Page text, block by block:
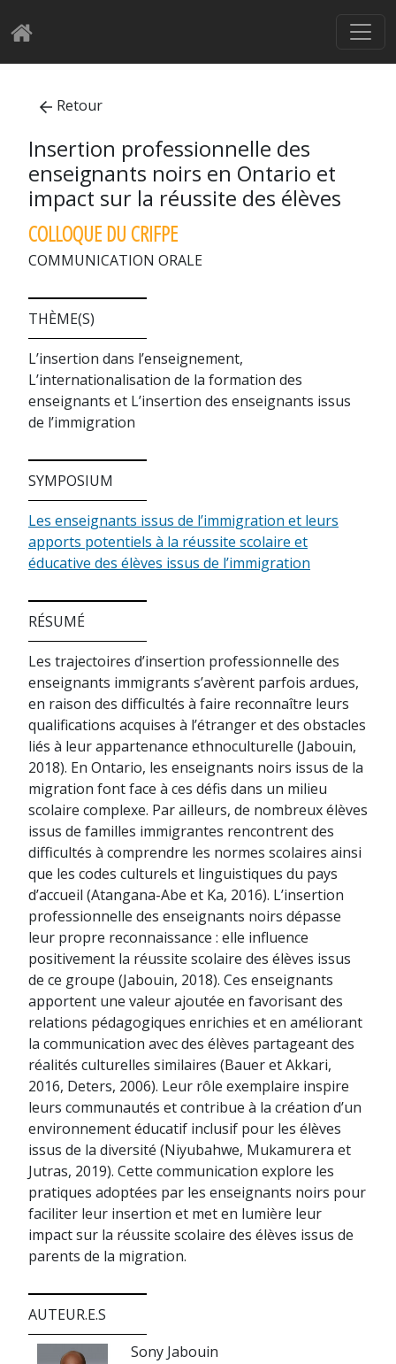
Retour
Insertion professionnelle des
enseignants noirs en Ontario et
impact sur la réussite des élèves
COLLOQUE DU CRIFPE
COMMUNICATION ORALE
THÈME(S)
L’insertion dans l’enseignement,
L’internationalisation de la formation des
enseignants et L’insertion des enseignants issus
de l’immigration
SYMPOSIUM
Les enseignants issus de l’immigration et leurs
apports potentiels à la réussite scolaire et
éducative des élèves issus de l’immigration
RÉSUMÉ
Les trajectoires d’insertion professionnelle des
enseignants immigrants s’avèrent parfois ardues,
en raison des difficultés à faire reconnaître leurs
qualifications acquises à l’étranger et des obstacles
liés à leur appartenance ethnoculturelle (Jabouin,
2018). En Ontario, les enseignants noirs issus de la
migration font face à ces défis dans un milieu
scolaire complexe. Par ailleurs, de nombreux élèves
issus de familles immigrantes rencontrent des
difficultés à comprendre les normes scolaires ainsi
que les codes culturels et linguistiques du pays
d’accueil (Atangana-Abe et Ka, 2016). L’insertion
professionnelle des enseignants noirs dépasse
leur propre reconnaissance : elle influence
positivement la réussite scolaire des élèves issus
de ce groupe (Jabouin, 2018). Ces enseignants
apportent une valeur ajoutée en favorisant des
relations pédagogiques enrichies et en améliorant
la communication avec des élèves partageant des
réalités culturelles similaires (Bauer et Akkari,
2016, Deters, 2006). Leur rôle exemplaire inspire
leurs communautés et contribue à la création d’un
environnement éducatif inclusif pour les élèves
issus de la diversité (Niyubahwe, Mukamurera et
Jutras, 2019). Cette communication explore les
pratiques adoptées par les enseignants noirs pour
faciliter leur insertion et met en lumière leur
impact sur la réussite scolaire des élèves issus de
parents de la migration.
AUTEUR.E.S
Sony Jabouin